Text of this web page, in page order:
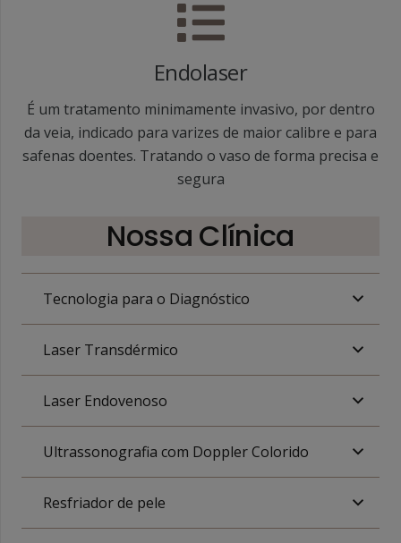
Endolaser
É um tratamento minimamente invasivo, por dentro
da veia, indicado para varizes de maior calibre e para
safenas doentes. Tratando o vaso de forma precisa e
segura
Nossa Clínica
Tecnologia para o Diagnóstico
Laser Transdérmico
Laser Endovenoso
Ultrassonografia com Doppler Colorido
Resfriador de pele